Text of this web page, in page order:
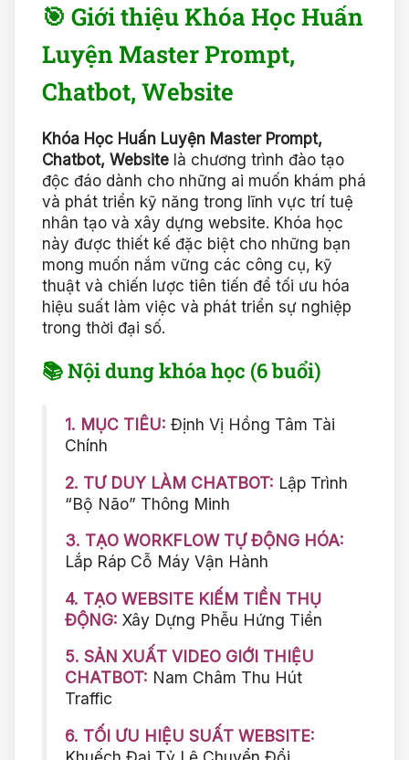
🎯 Giới thiệu Khóa Học Huấn
Luyện Master Prompt,
Chatbot, Website
Khóa Học Huấn Luyện Master Prompt,
Chatbot, Website là chương trình đào tạo
độc đáo dành cho những ai muốn khám phá
và phát triển kỹ năng trong lĩnh vực trí tuệ
nhân tạo và xây dựng website. Khóa học
này được thiết kế đặc biệt cho những bạn
mong muốn nắm vững các công cụ, kỹ
thuật và chiến lược tiên tiến để tối ưu hóa
hiệu suất làm việc và phát triển sự nghiệp
trong thời đại số.
📚 Nội dung khóa học (6 buổi)
1. MỤC TIÊU: Định Vị Hồng Tâm Tài
Chính
2. TƯ DUY LÀM CHATBOT: Lập Trình
“Bộ Não” Thông Minh
3. TẠO WORKFLOW TỰ ĐỘNG HÓA:
Lắp Ráp Cỗ Máy Vận Hành
4. TẠO WEBSITE KIẾM TIỀN THỤ
ĐỘNG: Xây Dựng Phễu Hứng Tiền
5. SẢN XUẤT VIDEO GIỚI THIỆU
CHATBOT: Nam Châm Thu Hút
Traffic
6. TỐI ƯU HIỆU SUẤT WEBSITE: